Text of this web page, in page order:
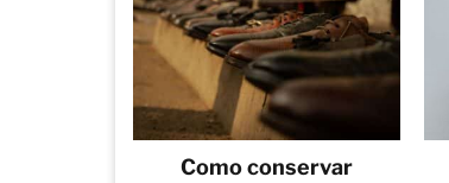
Como conservar